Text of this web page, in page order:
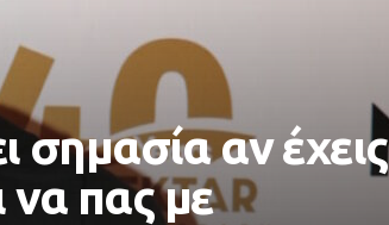
σημασία αν έχεις
να πας με